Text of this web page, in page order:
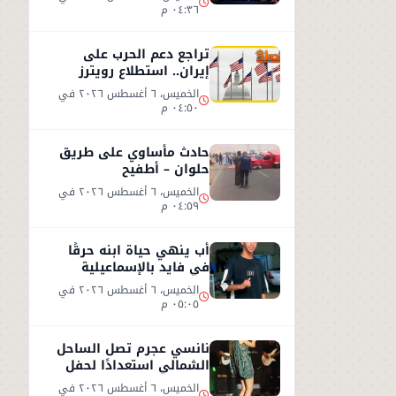
٠٤:٣٦ م
تراجع دعم الحرب على
إيران.. استطلاع رويترز
يكشف توقعات الأمريكيين
الخميس، ٦ أغسطس ٢٠٢٦ في
٠٤:٥٠ م
حادث مأساوي على طريق
حلوان – أطفيح
الخميس، ٦ أغسطس ٢٠٢٦ في
٠٤:٥٩ م
أب ينهي حياة ابنه حرقًا
في فايد بالإسماعيلية
الخميس، ٦ أغسطس ٢٠٢٦ في
٠٥:٠٥ م
نانسي عجرم تصل الساحل
الشمالي استعدادًا لحفل
صيفي جديد الخميس، ٦ أغسطس ٢٠٢٦ في